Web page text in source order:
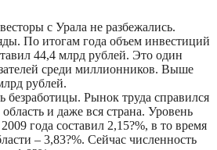
с Урала не разбежались.
По итогам года объем инвестиций
44,4 млрд рублей. Это один
среди миллионников. Выше
рублей.
безработицы. Рынок труда справился
и даже вся страна. Уровень
года составил 2,15?%, в то время
– 3,83?%. Сейчас численность